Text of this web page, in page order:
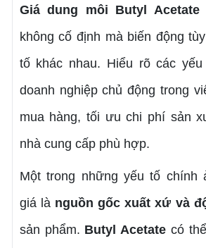
Giá dung môi Butyl Acetate
không cố định mà biến động
tố khác nhau. Hiểu rõ các
doanh nghiệp chủ động trong
mua hàng, tối ưu chi phí sản
nhà cung cấp phù hợp.
Một trong những yếu tố chính
giá là nguồn gốc xuất xứ và
sản phẩm. Butyl Acetate có